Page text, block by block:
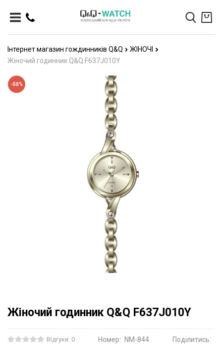
Інтернет магазин гождинників Q&Q
ЖІНОЧІ
Жіночий годинник Q&Q F637J010Y
-50%
Жіночий годинник Q&Q F637J010Y
Відгуки: 0 Номер: NM-844 Поділитись: